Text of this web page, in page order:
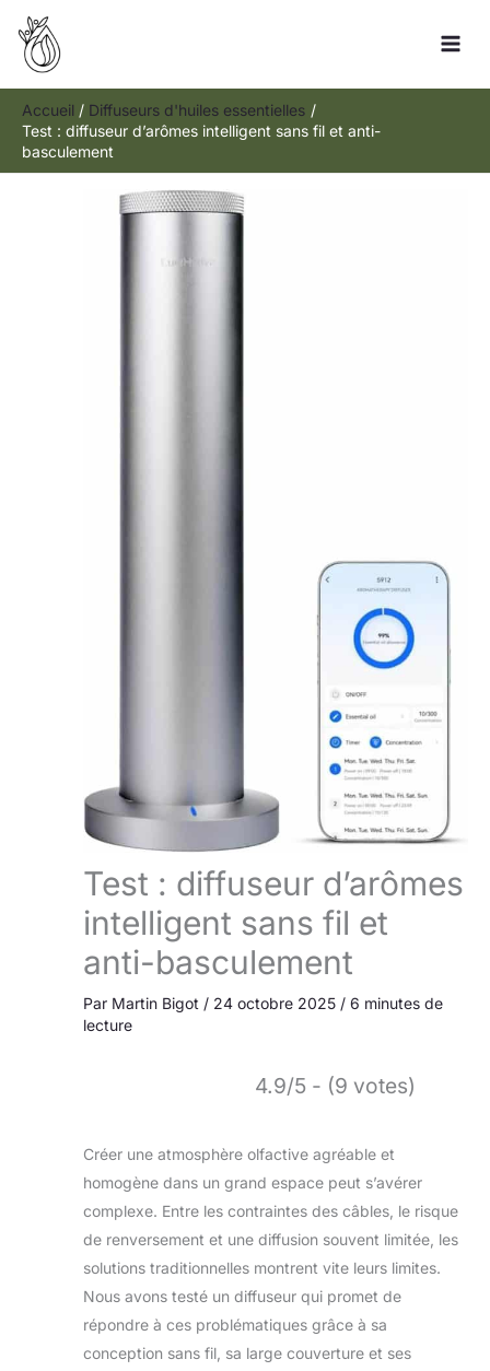
Aller
contenu
Accueil
Diffuseurs d'huiles essentielles
Test : diffuseur d’arômes intelligent sans fil et anti-
basculement
Test : diffuseur d’arômes
intelligent sans fil et
anti-basculement
Par Martin Bigot / 24 octobre 2025 / 6 minutes de
lecture
4.9/5 - (9 votes)
Créer une atmosphère olfactive agréable et
homogène dans un grand espace peut s’avérer
complexe. Entre les contraintes des câbles, le risque
de renversement et une diffusion souvent limitée, les
solutions traditionnelles montrent vite leurs limites.
Nous avons testé un diffuseur qui promet de
répondre à ces problématiques grâce à sa
conception sans fil, sa large couverture et ses
Rechercher